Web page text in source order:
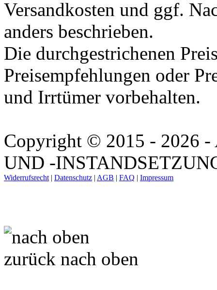
Versandkosten und ggf.
anders beschrieben.
Die durchgestrichenen
Preisempfehlungen oder
und Irrtümer vorbehalten.
Copyright © 2015 - 2026
UND -
Widerrufsrecht | Datenschutz | AGB | FAQ | Impressum
zurück nach oben